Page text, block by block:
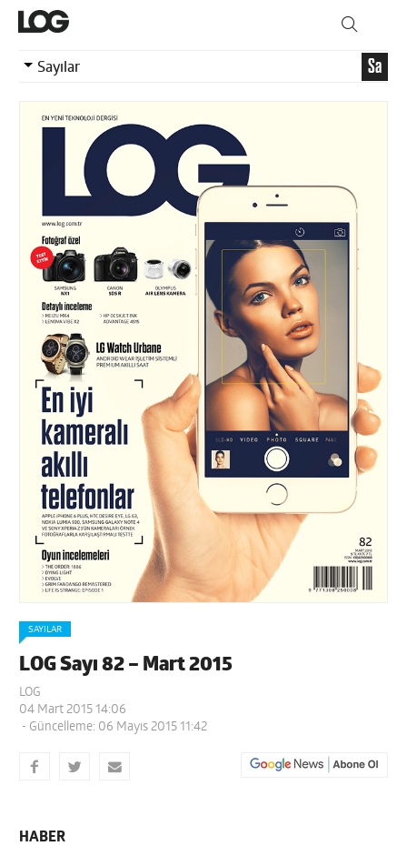
Sayılar Sa
SAYILAR
LOG Sayı 82 – Mart 2015
LOG
04 Mart 2015 14:06
- Güncelleme: 06 Mayıs 2015 11:42
HABER